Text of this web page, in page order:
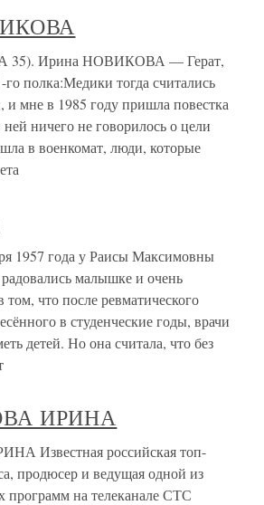
Ирина НОВИКОВА — Герат,
полка:Медики тогда считались
и мне в 1985 году пришла повестка
ничего не говорилось о цели
в военкомат, люди, которые
1957 года у Раисы Максимовны
малышке и очень
что после ревматического
в студенческие годы, врачи
детей. Но она считала, что без
ИРИНА
Известная российская топ-
продюсер и ведущая одной из
программ на телеканале СТС